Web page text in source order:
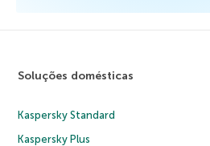
Soluções domésticas
Kaspersky Standard
Kaspersky Plus